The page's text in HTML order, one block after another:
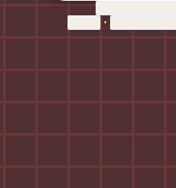
Cookie
Explore • About this